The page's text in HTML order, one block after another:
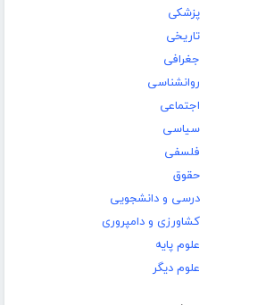
پزشکی
تاریخی
جغرافی
روانشناسی
اجتماعی
سیاسی
فلسفی
حقوق
درسی و دانشجویی
کشاورزی و دامپروری
علوم پایه
علوم دیگر